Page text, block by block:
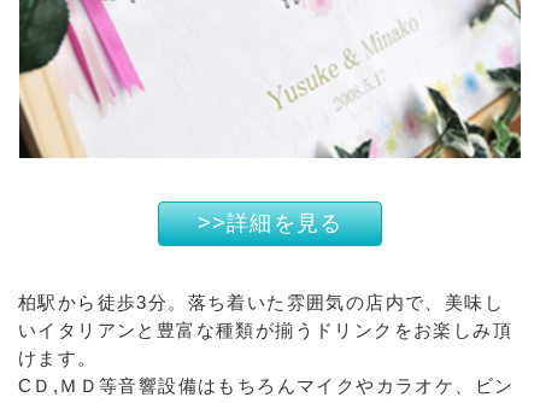
>>詳細を見る
柏駅から徒歩3分。落ち着いた雰囲気の店内で、美味し
いイタリアンと豊富な種類が揃うドリンクをお楽しみ頂
けます。
CＤ,ＭＤ等音響設備はもちろんマイクやカラオケ、ビン